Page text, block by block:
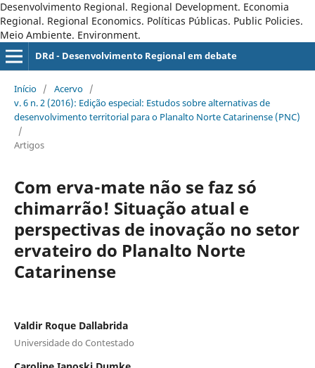
Desenvolvimento Regional. Regional Development. Economia
Regional. Regional Economics. Políticas Públicas. Public Policies.
Meio Ambiente. Environment.
DRd - Desenvolvimento Regional em debate
Início / Acervo /
v. 6 n. 2 (2016): Edição especial: Estudos sobre alternativas de
desenvolvimento territorial para o Planalto Norte Catarinense (PNC)
/
Artigos
Com erva-mate não se faz só
chimarrão! Situação atual e
perspectivas de inovação no setor
ervateiro do Planalto Norte
Catarinense
Valdir Roque Dallabrida
Universidade do Contestado